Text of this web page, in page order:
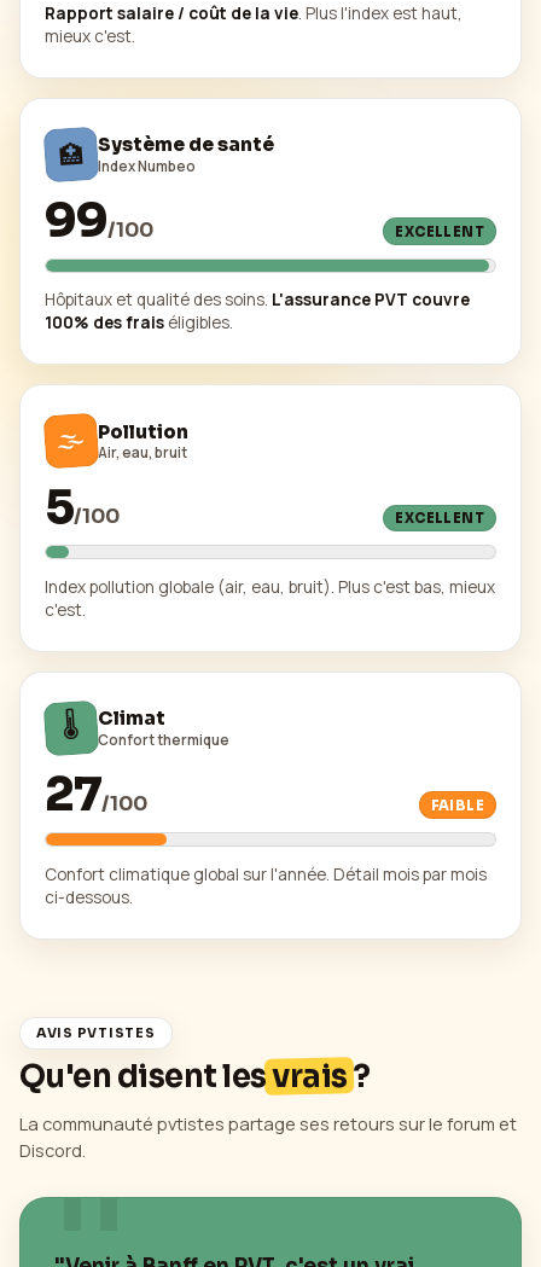
Rapport salaire / coût de la vie. Plus l'index est haut,
mieux c'est.
🏥 Système de santé
Index Numbeo
99/100 EXCELLENT
Hôpitaux et qualité des soins. L'assurance PVT couvre
100% des frais éligibles.
🌫️ Pollution
Air, eau, bruit
5/100 EXCELLENT
Index pollution globale (air, eau, bruit). Plus c'est bas, mieux
c'est.
🌡️ Climat
Confort thermique
27/100 FAIBLE
Confort climatique global sur l'année. Détail mois par mois
ci-dessous.
AVIS PVTISTES
Qu'en disent lesvrais?
La communauté pvtistes partage ses retours sur le forum et
Discord.